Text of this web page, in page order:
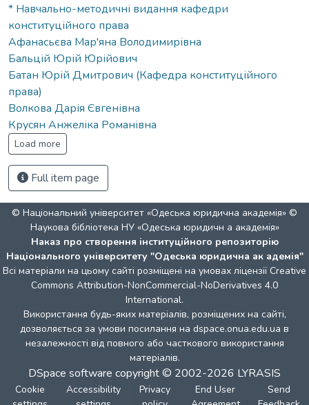
* Навчально-методичні видання кафедри
конституційного права
Афанасьєва Мар'яна Володимирівна
Бальцій Юрій Юрійович
Батан Юрій Дмитрович (Кафедра конституційного
права)
Волкова Дарія Євгенівна
Крусян Анжеліка Романівна
Load more
Full item page
© Національний університет «Одеська юридична академія» ©
Наукова бібліотека НУ «Одеська юридичн а академія»
Наказ про створення інституційного репозиторію
Національного університету "Одеська юридична ак адемія"
Всі матеріали на цьому сайті розміщені на умовах ліцензії Creative
Commons Attribution-NonCommercial-NoDerivatives 4.0
International.
Використання будь-яких матеріалів, розміщених на сайті,
дозволяється за умови посилання на dspace.onua.edu.ua в
незалежності від повного або часткового використання
матеріалів.
DSpace software copyright © 2002-2026 LYRASIS
Cookie
Accessibility
Privacy
End User
Send